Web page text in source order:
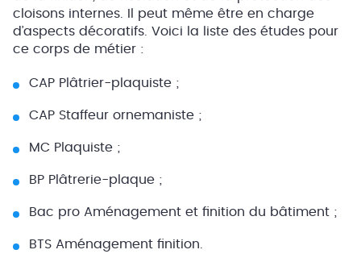
cloisons internes. Il peut même être en charge
d’aspects décoratifs. Voici la liste des études pour
ce corps de métier :
CAP Plâtrier-plaquiste ;
CAP Staffeur ornemaniste ;
MC Plaquiste ;
BP Plâtrerie-plaque ;
Bac pro Aménagement et finition du bâtiment ;
BTS Aménagement finition.